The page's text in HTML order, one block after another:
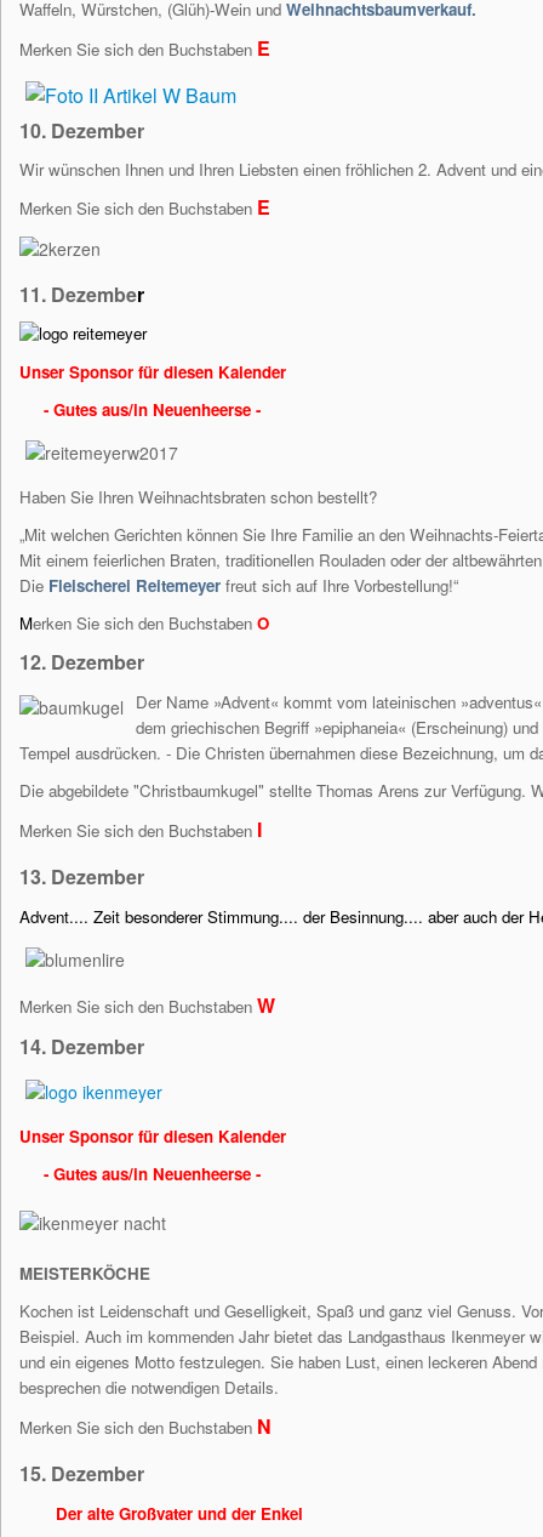
Waffeln, Würstchen, (Glüh)-Wein und Weihnachtsbaumverkauf.
Merken Sie sich den Buchstaben E
10. Dezember
Wir wünschen Ihnen und Ihren Liebsten einen fröhlichen 2. Advent und
Merken Sie sich den Buchstaben E
11. Dezember
Unser Sponsor für diesen Kalender
- Gutes aus/in Neuenheerse -
Haben Sie Ihren Weihnachtsbraten schon bestellt?
„Mit welchen Gerichten können Sie Ihre Familie an den Weihnachts-
Mit einem feierlichen Braten, traditionellen Rouladen oder der
Die Fleischerei Reitemeyer freut sich auf Ihre Vorbestellung!“
Merken Sie sich den Buchstaben O
12. Dezember
Der Name »Advent« kommt vom lateinischen
dem griechischen Begriff »epiphaneia« (Erscheinung)
Tempel ausdrücken. - Die Christen übernahmen diese Bezeichnung, um
Die abgebildete "Christbaumkugel" stellte Thomas Arens zur Verfügung.
Merken Sie sich den Buchstaben I
13. Dezember
Advent.... Zeit besonderer Stimmung.... der Besinnung.... aber auch der
Merken Sie sich den Buchstaben W
14. Dezember
Unser Sponsor für diesen Kalender
- Gutes aus/in Neuenheerse -
MEISTERKÖCHE
Kochen ist Leidenschaft und Geselligkeit, Spaß und ganz viel Genuss.
Beispiel. Auch im kommenden Jahr bietet das Landgasthaus Ikenmeyer
und ein eigenes Motto festzulegen. Sie haben Lust, einen leckeren
besprechen die notwendigen Details.
Merken Sie sich den Buchstaben N
15. Dezember
Der alte Großvater und der Enkel